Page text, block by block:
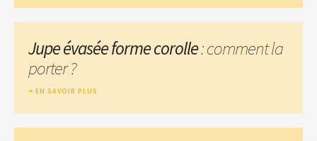
Jupe évasée forme corolle: comment la
porter ?
EN SAVOIR PLUS